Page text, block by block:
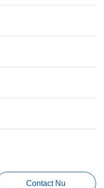
Contact Nu